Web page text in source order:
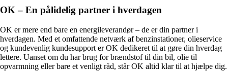
OK – En pålidelig partner i hverdagen
OK er mere end bare en energileverandør – de er din partner i
hverdagen. Med et omfattende netværk af benzinstationer, olieservice
og kundevenlig kundesupport er OK dedikeret til at gøre din hverdag
lettere. Uanset om du har brug for brændstof til din bil, olie til
opvarmning eller bare et venligt råd, står OK altid klar til at hjælpe dig.